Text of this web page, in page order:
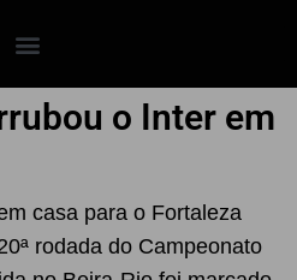
o Inter em
casa para o Fortaleza
rodada do Campeonato